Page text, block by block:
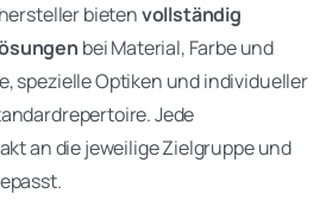
bietenvollständig
bei Material, Farbe und
spezielle Optiken und individueller
Jede
an die jeweilige Zielgruppe und